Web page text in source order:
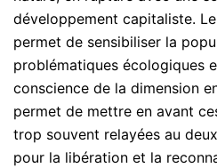
développement capitaliste.
permet de sensibiliser la
problématiques écologiques
conscience de la dimension
permet de mettre en avant
trop souvent relayées au
pour la libération et la